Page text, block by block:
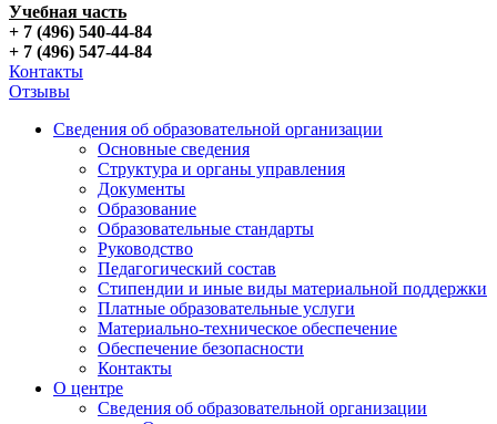
Учебная часть
+ 7 (496) 540-44-84
+ 7 (496) 547-44-84
Контакты
Отзывы
Сведения об образовательной организации
Основные сведения
Структура и органы управления
Документы
Образование
Образовательные стандарты
Руководство
Педагогический состав
Стипендии и иные виды материальной поддержки
Платные образовательные услуги
Материально-техническое обеспечение
Обеспечение безопасности
Контакты
О центре
Сведения об образовательной организации